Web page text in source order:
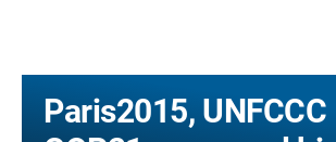
Paris2015, UNFCCC